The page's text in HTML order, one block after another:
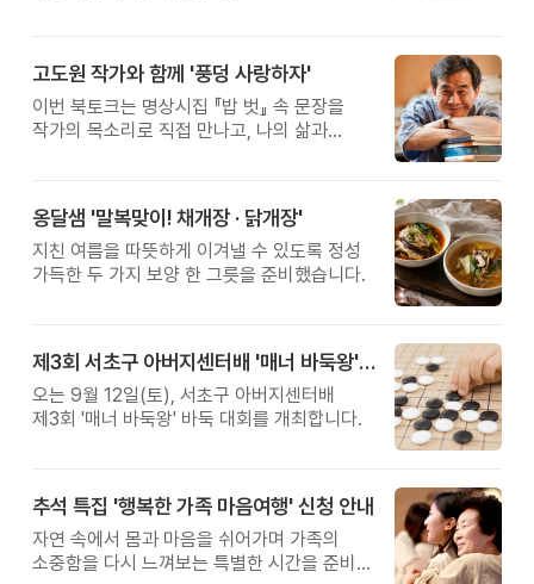
고도원 작가와 함께 '풍덩 사랑하자'
이번 북토크는 명상시집 『밥 벗』 속 문장을
작가의 목소리로 직접 만나고, 나의 삶과
옹달샘 '말복맞이! 채개장 · 닭개장'
지친 여름을 따뜻하게 이겨낼 수 있도록 정성
가득한 두 가지 보양 한 그릇을 준비했습니다.
제3회 서초구 아버지센터배 '매너 바둑왕' 대회
오는 9월 12일(토), 서초구 아버지센터배
제3회 '매너 바둑왕' 바둑 대회를 개최합니다.
추석 특집 '행복한 가족 마음여행' 신청 안내
자연 속에서 몸과 마음을 쉬어가며 가족의
소중함을 다시 느껴보는 특별한 시간을 준비해